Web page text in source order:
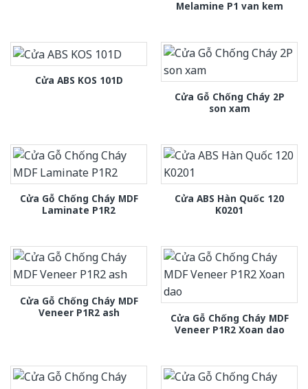
Melamine P1 van kem
Cửa ABS KOS 101D
Cửa Gỗ Chống Cháy 2P
son xam
Cửa Gỗ Chống Cháy MDF
Laminate P1R2
Cửa ABS Hàn Quốc 120
K0201
Cửa Gỗ Chống Cháy MDF
Veneer P1R2 ash
Cửa Gỗ Chống Cháy MDF
Veneer P1R2 Xoan dao